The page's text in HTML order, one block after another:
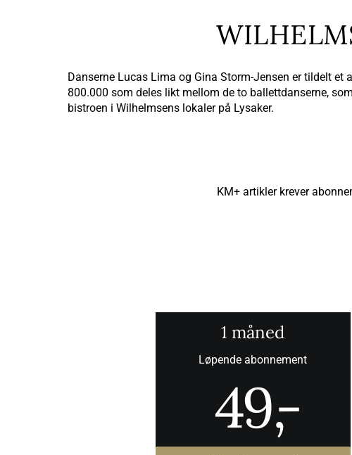
Danserne Lucas Lima og Gina Storm-Jensen er tildelt
800.000 som deles likt mellom de to ballettdanserne,
bistroen i Wilhelmsens lokaler på Lysaker.
KM+ artikler krever
1 måned
Løpende abonnement
49,-